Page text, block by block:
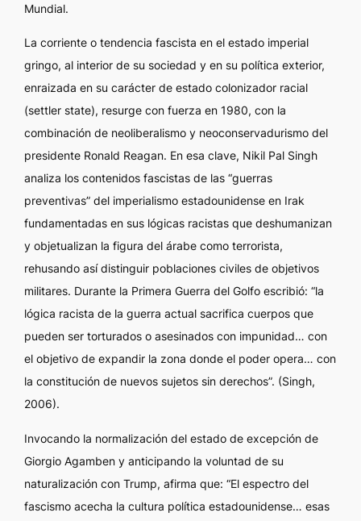
Mundial.
La corriente o tendencia fascista en el estado imperial
gringo, al interior de su sociedad y en su política exterior,
enraizada en su carácter de estado colonizador racial
(settler state), resurge con fuerza en 1980, con la
combinación de neoliberalismo y neoconservadurismo del
presidente Ronald Reagan. En esa clave, Nikil Pal Singh
analiza los contenidos fascistas de las “guerras
preventivas” del imperialismo estadounidense en Irak
fundamentadas en sus lógicas racistas que deshumanizan
y objetualizan la figura del árabe como terrorista,
rehusando así distinguir poblaciones civiles de objetivos
militares. Durante la Primera Guerra del Golfo escribió: “la
lógica racista de la guerra actual sacrifica cuerpos que
pueden ser torturados o asesinados con impunidad… con
el objetivo de expandir la zona donde el poder opera… con
la constitución de nuevos sujetos sin derechos”. (Singh,
2006).
Invocando la normalización del estado de excepción de
Giorgio Agamben y anticipando la voluntad de su
naturalización con Trump, afirma que: “El espectro del
fascismo acecha la cultura política estadounidense… esas